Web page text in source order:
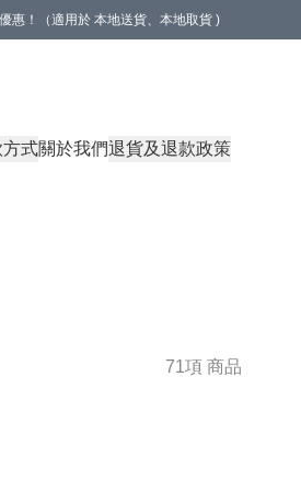
惠！（適用於 本地送貨、本地取貨 )
式關於我們退貨及退款政策
71項 商品